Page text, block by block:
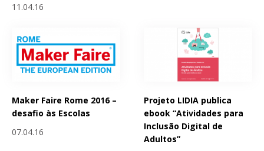
11.04.16
Maker Faire Rome 2016 –
desafio às Escolas
07.04.16
Projeto LIDIA publica
ebook “Atividades para
Inclusão Digital de
Adultos”